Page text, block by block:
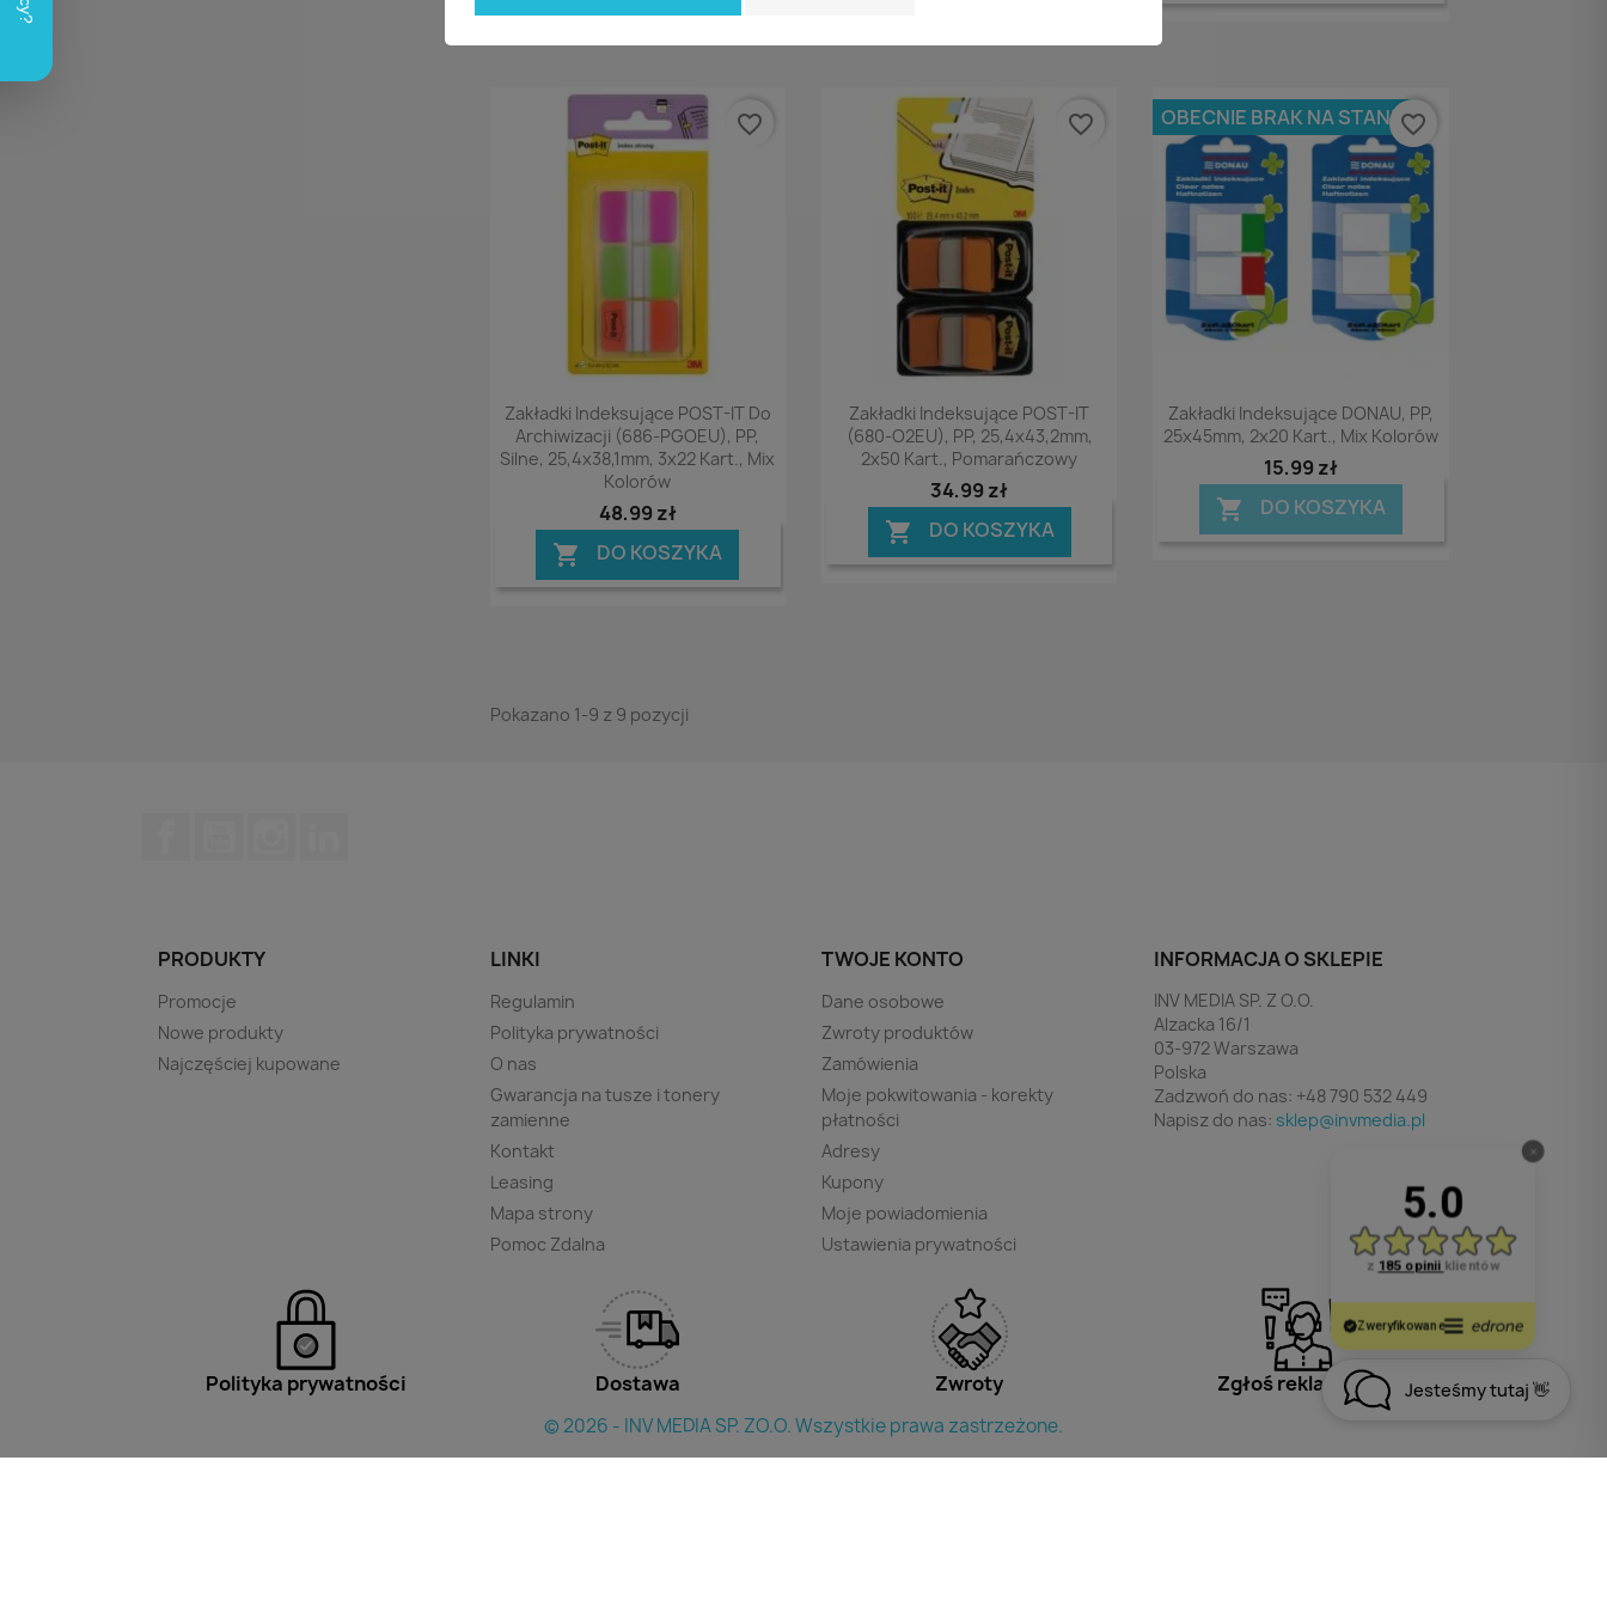
Podgląd
Zakładki Indeksujące POST-IT Do
Archiwizacji (686-PGOEU), PP,
Silne, 25,4x38,1mm, 3x22 Kart., Mix
Kolorów
48,99 zł
 DO KOSZYKA
favorite_border
Podgląd
Zakładki Indeksujące POST-IT
(680-O2EU), PP, 25,4x43,2mm,
2x50 Kart., Pomarańczowy
34,99 zł
 DO KOSZYKA
favorite_border
Podgląd
Zakładki Indeksujące DONAU, PP,
25x45mm, 2x20 Kart., Mix Kolorów
15,99 zł
 DO KOSZYKA
OBECNIE BRAK NA STANIEfavorite_border
Pokazano 1-9 z 9 pozycji
PRODUKTY
Promocje
Nowe produkty
Najczęściej kupowane
LINKI
Regulamin
Polityka prywatności
O nas
Gwarancja na tusze i tonery
zamienne
Kontakt
Leasing
Mapa strony
Pomoc Zdalna
TWOJE KONTO
Dane osobowe
Zwroty produktów
Zamówienia
Moje pokwitowania - korekty
płatności
Adresy
Kupony
Moje powiadomienia
Ustawienia prywatności
INFORMACJA O SKLEPIE
INV MEDIA SP. Z O.O.
Alzacka 16/1
03-972 Warszawa
Polska
Zadzwoń do nas: +48 790 532 449
Napisz do nas: sklep@invmedia.pl
Jesteśmy tutaj 👋
Polityka prywatności Dostawa Zwroty Zgłoś reklamację
© 2026 - INV MEDIA SP. ZO.O. Wszystkie prawa zastrzeżone.